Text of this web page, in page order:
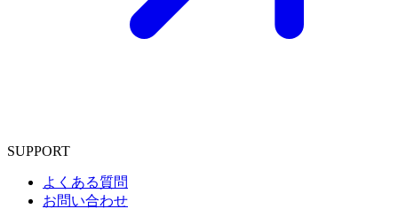
SUPPORT
よくある質問
お問い合わせ